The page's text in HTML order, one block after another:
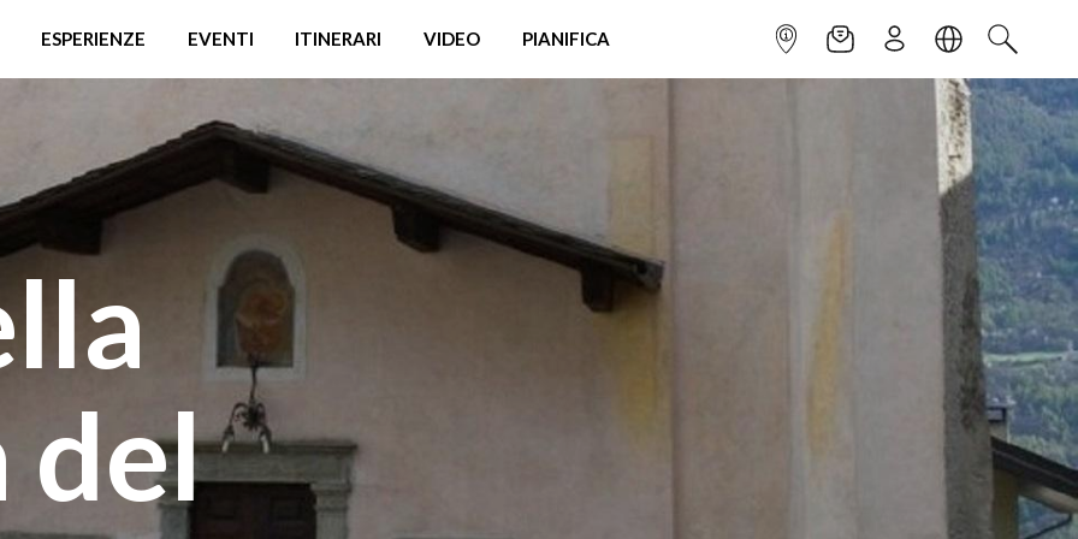
ESPERIENZE EVENTI ITINERARI VIDEO PIANIFICA INFOPOINTNEWSLETTER
ISCRIVITILINGUACERCA
del